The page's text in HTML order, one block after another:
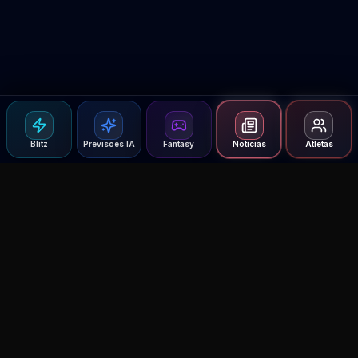
Blitz Previsoes IA Fantasy Notícias Atletas